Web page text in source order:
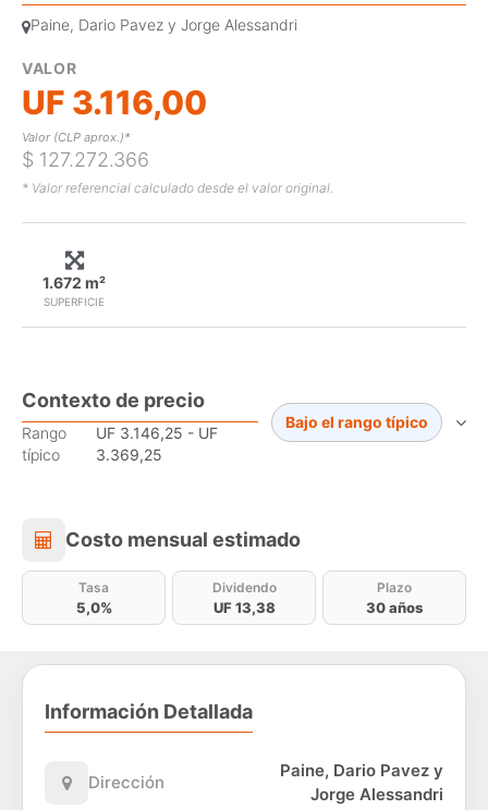
Paine, Dario Pavez y Jorge Alessandri
VALOR
UF 3.116,00
Valor (CLP aprox.)*
$ 127.272.366
* Valor referencial calculado desde el valor original.
SUPERFICIE
1.672 m²
Contexto de precio
Rango
típico
UF 3.146,25 - UF
3.369,25
Bajo el rango típico
Costo mensual estimado
Costo mensual estimado
Tasa
5,0%
Dividendo
UF 13,38
Plazo
30 años
Información Detallada
Dirección
Paine, Dario Pavez y
Jorge Alessandri